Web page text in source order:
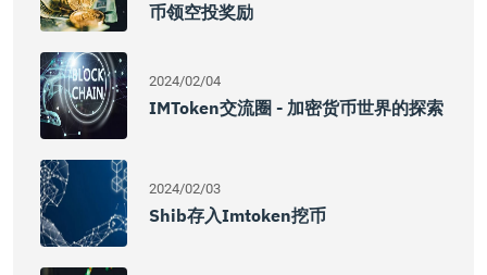
币领空投奖励
2024/02/04
IMToken交流圈 - 加密货币世界的探索
2024/02/03
Shib存入imtoken挖币